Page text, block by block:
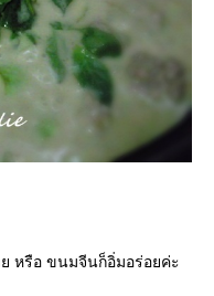
หรือ ขนมจีนก็อิ่มอร่อยค่ะ